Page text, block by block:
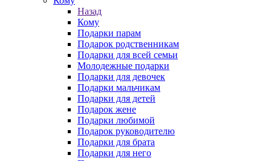
Назад
Кому
Подарки парам
Подарок родственникам
Подарки для всей семьи
Молодежные подарки
Подарки для девочек
Подарки мальчикам
Подарки для детей
Подарок жене
Подарки любимой
Подарок руководителю
Подарки для брата
Подарки для него